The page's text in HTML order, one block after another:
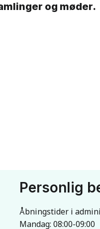
og møder.
Personlig
Åbningstider i
Mandag: 08:00-09:00